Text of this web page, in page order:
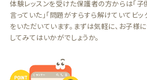
体験レッスンを受けた保護者の方からは「子
言っていた」「問題がすらすら解けていてビッ
をいただいています。まずは気軽に、お子様
してみてはいかがでしょうか。